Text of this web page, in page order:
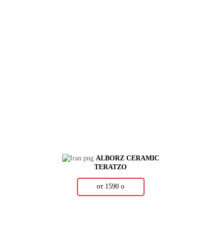
ALBORZ CERAMIC
TERATZO
от 1590 о